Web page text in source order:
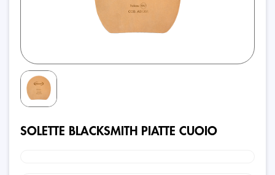
SOLETTE BLACKSMITH PIATTE CUOIO